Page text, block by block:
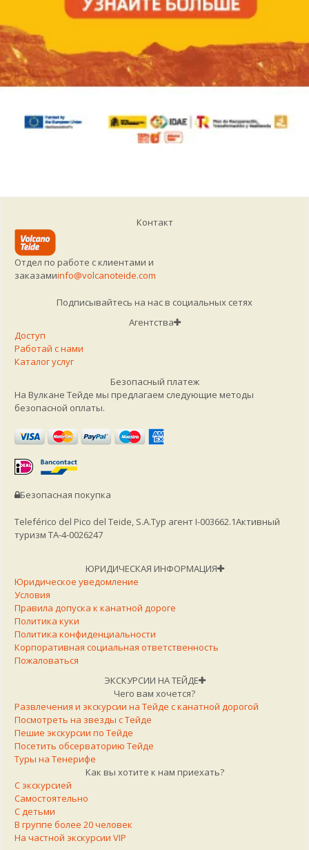
Контакт
Отдел по работе с клиентами и
заказамиinfo@volcanoteide.com
Подписывайтесь на нас в социальных сетях
Агентства
Доступ
Работай с нами
Каталог услуг
Безопасный платеж
На Вулкане Тейде мы предлагаем следующие методы
безопасной оплаты.
Безопасная покупка
Teleférico del Pico del Teide, S.A.Тур агент I-003662.1Активный
туризм TA-4-0026247
ЮРИДИЧЕСКАЯ ИНФОРМАЦИЯ
Юридическое уведомление
Условия
Правила допуска к канатной дороге
Политика куки
Политика конфиденциальности
Корпоративная социальная ответственность
Пожаловаться
ЭКСКУРСИИ НА ТЕЙДЕ
Чего вам хочется?
Развлечения и экскурсии на Тейде с канатной дорогой
Посмотреть на звезды с Тейде
Пешие экскурсии по Тейде
Посетить обсерваторию Тейде
Туры на Тенерифе
Как вы хотите к нам приехать?
С экскурсией
Самостоятельно
С детьми
В группе более 20 человек
На частной экскурсии VIP